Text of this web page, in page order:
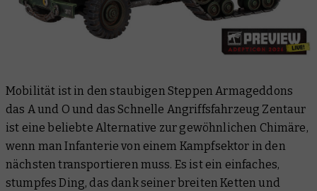
Mobilität ist in den staubigen Steppen Armageddons
das A und O und das Schnelle Angriffsfahrzeug Zentaur
ist eine beliebte Alternative zur gewöhnlichen Chimäre,
wenn man Infanterie von einem Kampfsektor in den
nächsten transportieren muss. Es ist ein einfaches,
stumpfes Ding, das dank seiner breiten Ketten und